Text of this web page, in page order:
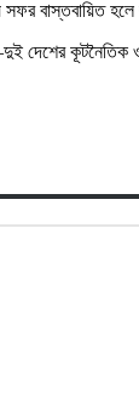
বাস্তবায়িত
দেশের